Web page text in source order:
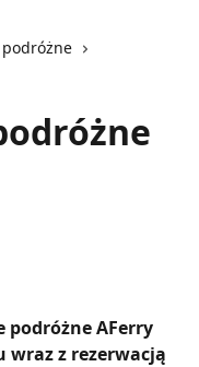
podróżne AFerry
wraz z rezerwacją